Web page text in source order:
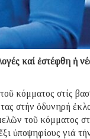
καί ἐστέφθη ἡ
κόμματος στίς
στήν ὀδυνηρή
τοῦ κόμματος
ὑποψηφίους γιά